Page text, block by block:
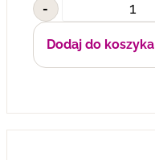
-
Dodaj do koszyka